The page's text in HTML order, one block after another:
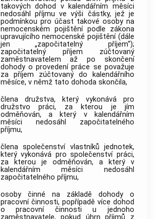
takových dohod v kalendářním měsíci
nedosáhl příjmu ve výši částky, jež je
podmínkou pro účast takové osoby na
nemocenském pojištění podle zákona
upravujícího nemocenské pojištění (dále
jen „započitatelný příjem“);
započitatelný příjem zúčtovaný
zaměstnavatelem až po skončení
dohody o provedení práce se považuje
za příjem zúčtovaný do kalendářního
měsíce, v němž tato dohoda skončila,
člena družstva, který vykonává pro
družstvo práci, za kterou je jím
odměňován, a který v kalendářním
měsíci nedosáhl započitatelného
příjmu,
člena společenství vlastníků jednotek,
který vykonává pro společenství práci,
za kterou je odměňován, a který v
kalendářním měsíci nedosáhl
započitatelného příjmu,
osoby činné na základě dohody o
pracovní činnosti, popřípadě více dohod
o pracovní činnosti u jednoho
zaměstnavatele, pokud úhrn příjmů z